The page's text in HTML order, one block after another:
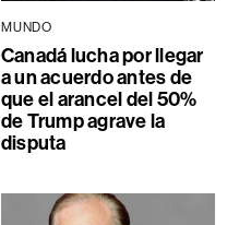
MUNDO
Canadá lucha por llegar
a un acuerdo antes de
que el arancel del 50%
de Trump agrave la
disputa